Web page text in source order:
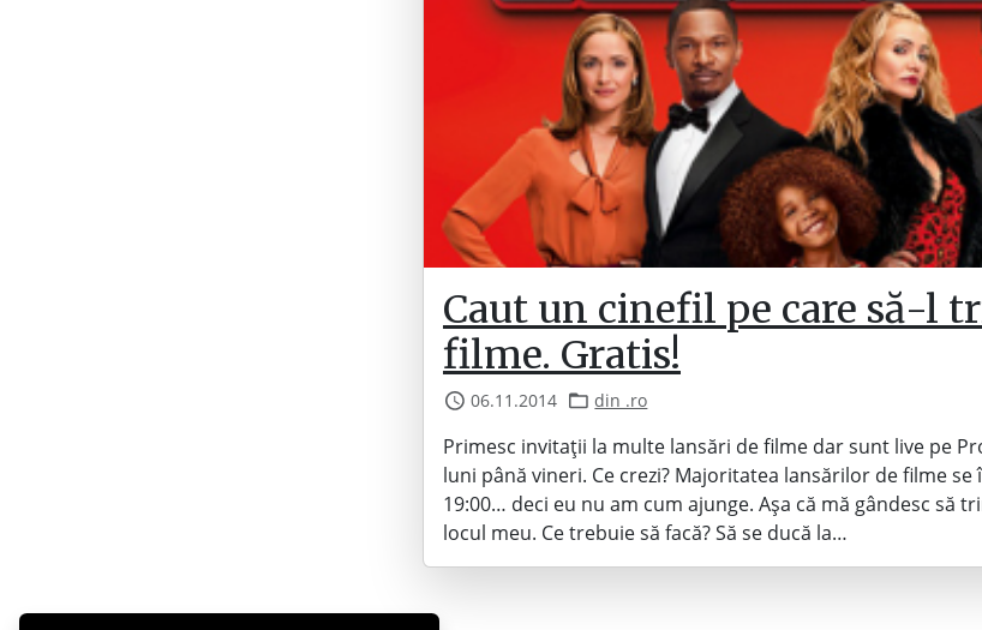
Caut un cinefil pe care să-l
filme. Gratis!
06.11.2014 din .ro
Primesc invitații la multe lansări de filme dar sunt live pe
luni până vineri. Ce crezi? Majoritatea lansărilor de filme se
19:00… deci eu nu am cum ajunge. Așa că mă gândesc să
locul meu. Ce trebuie să facă? Să se ducă la…